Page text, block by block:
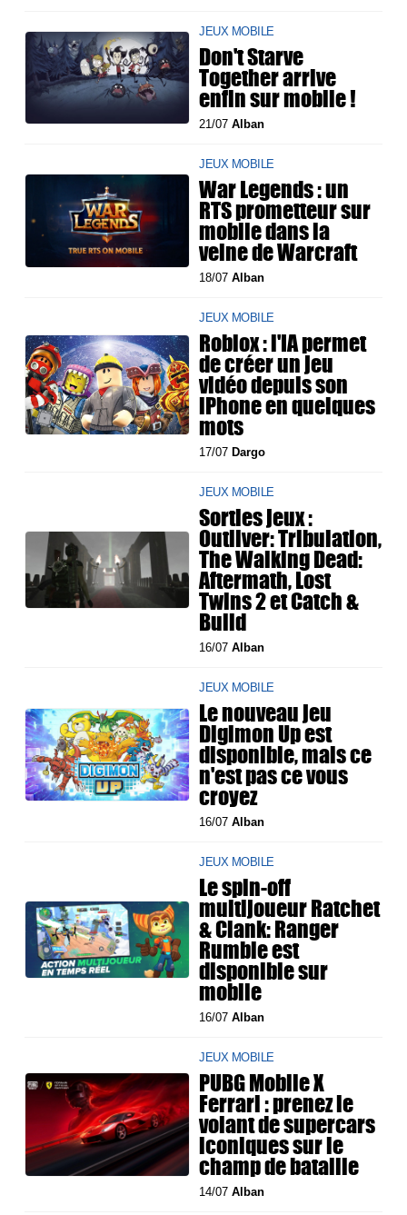
JEUX MOBILE
Don't Starve
Together arrive
enfin sur mobile !
21/07Alban
JEUX MOBILE
War Legends : un
RTS prometteur sur
mobile dans la
veine de Warcraft
18/07Alban
JEUX MOBILE
Roblox : l'IA permet
de créer un jeu
vidéo depuis son
iPhone en quelques
mots
17/07 Dargo
JEUX MOBILE
Sorties jeux :
Outliver: Tribulation,
The Walking Dead:
Aftermath, Lost
Twins 2 et Catch &
Build
16/07Alban
JEUX MOBILE
Le nouveau jeu
Digimon Up est
disponible, mais ce
n'est pas ce vous
croyez
16/07Alban
JEUX MOBILE
Le spin-off
multijoueur Ratchet
& Clank: Ranger
Rumble est
disponible sur
mobile
16/07Alban
JEUX MOBILE
PUBG Mobile X
Ferrari : prenez le
volant de supercars
iconiques sur le
champ de bataille
14/07Alban